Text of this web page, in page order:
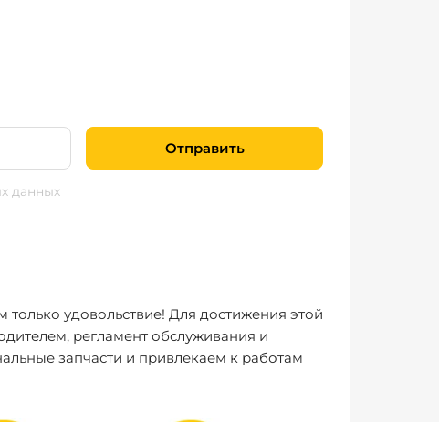
Отправить
данных
удовольствие! Для достижения этой
регламент обслуживания и
запчасти и привлекаем к работам